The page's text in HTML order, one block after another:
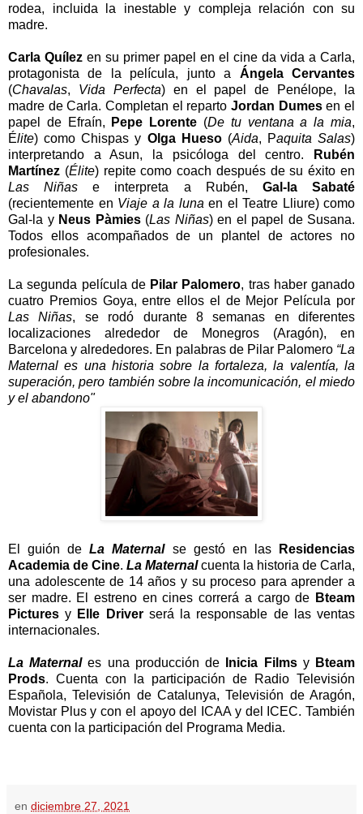
rodea, incluida la inestable y compleja relación con su
madre.
Carla Quílez en su primer papel en el cine da vida a Carla,
protagonista de la película, junto a Ángela Cervantes
(Chavalas, Vida Perfecta) en el papel de Penélope, la
madre de Carla. Completan el reparto Jordan Dumesen el
papel de Efraín,
Pepe Lorente (De tu ventana a la mia,
Élite) como Chispas y Olga Hueso(Aida, Paquita Salas)
interpretando a Asun, la psicóloga del centro.
Rubén
Martínez (Élite) repite como coach después de su éxito en
Las Niñas e interpreta a Rubén, Gal-la Sabaté
(recientemente en Viaje a la luna en el Teatre Lliure) como
Gal-la y Neus Pàmies(Las Niñas) en el papel de Susana.
Todos ellos acompañados de un plantel de actores no
profesionales.
La segunda película de Pilar Palomero, tras haber ganado
cuatro Premios Goya, entre ellos el de Mejor Película por
Las Niñas, se rodó durante 8 semanas en diferentes
localizaciones alrededor de Monegros (Aragón), en
Barcelona y alrededores. En palabras de Pilar Palomero “La
Maternal es una historia sobre la fortaleza, la valentía, la
superación, pero también sobre la incomunicación, el miedo
y el abandono"
El guión deLa Maternalse gestó en las
Residencias
Academia de Cine. La Maternalcuenta la historia de Carla,
una adolescente de 14 años y su proceso para aprender a
ser madre. El estreno en cines correrá a cargo de Bteam
Pictures y Elle Driverserá la responsable de las ventas
internacionales.
La Maternales una producción de Inicia Filmsy Bteam
Prods. Cuenta con la participación de Radio Televisión
Española, Televisión de Catalunya, Televisión de Aragón,
Movistar Plus y con el apoyo del ICAA y del ICEC. También
cuenta con la participación del Programa Media.
en diciembre 27, 2021